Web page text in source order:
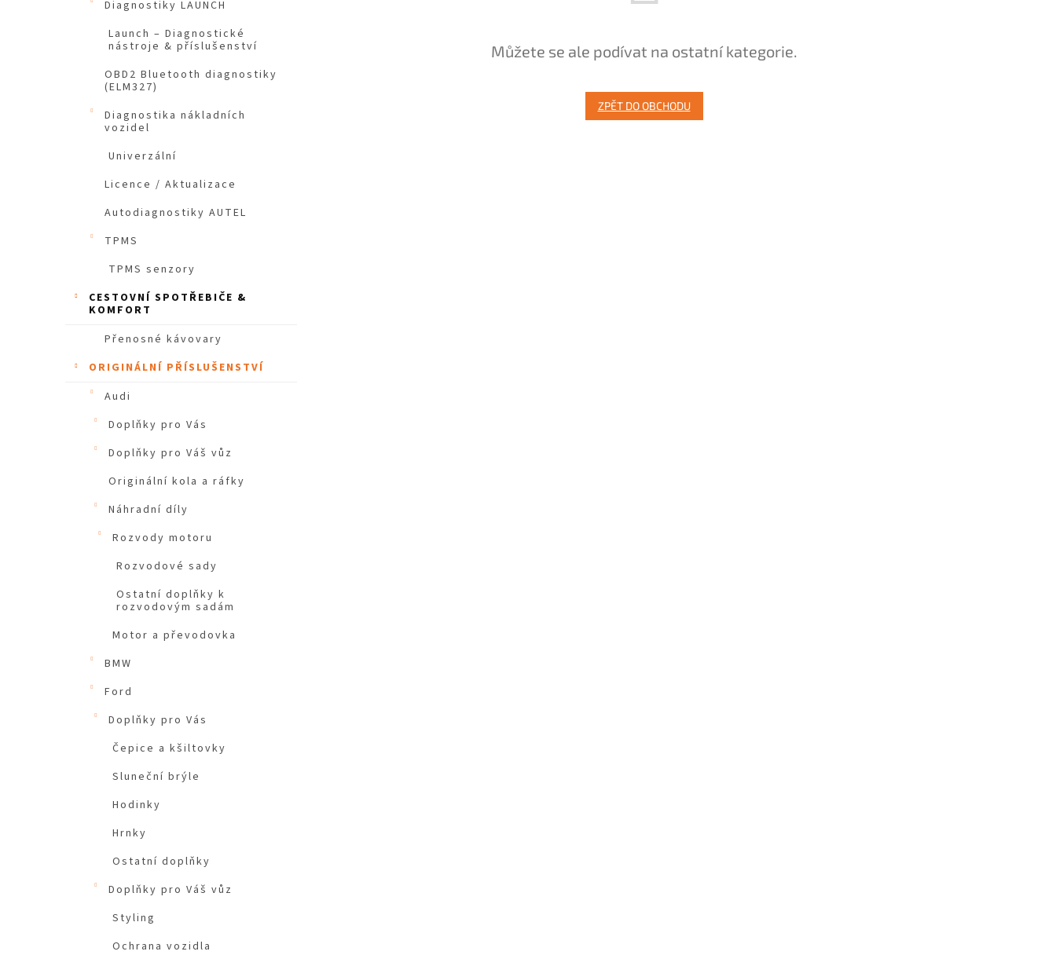
Diagnostiky LAUNCH
Launch – Diagnostické
nástroje & příslušenství
OBD2 Bluetooth diagnostiky
(ELM327)
Diagnostika nákladních
vozidel
Univerzální
Licence / Aktualizace
Autodiagnostiky AUTEL
TPMS
TPMS senzory
CESTOVNÍ SPOTŘEBIČE &
KOMFORT
Přenosné kávovary
ORIGINÁLNÍ PŘÍSLUŠENSTVÍ
Audi
Doplňky pro Vás
Doplňky pro Váš vůz
Originální kola a ráfky
Náhradní díly
Rozvody motoru
Rozvodové sady
Ostatní doplňky k
rozvodovým sadám
Motor a převodovka
BMW
Ford
Doplňky pro Vás
Čepice a kšiltovky
Sluneční brýle
Hodinky
Hrnky
Ostatní doplňky
Doplňky pro Váš vůz
Styling
Ochrana vozidla
Můžete se ale podívat na ostatní kategorie.
ZPĚT DO OBCHODU